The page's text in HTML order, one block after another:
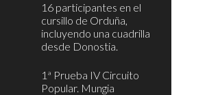
16 participantes en el
cursillo de Orduña,
incluyendo una cuadrilla
desde Donostia.
1ª Prueba IV Circuito
Popular. Mungia